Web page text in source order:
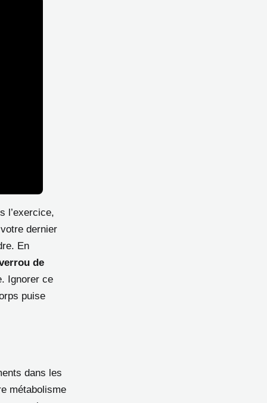
l’exercice,
dernier
En
de
Ignorer ce
puise
dans les
métabolisme